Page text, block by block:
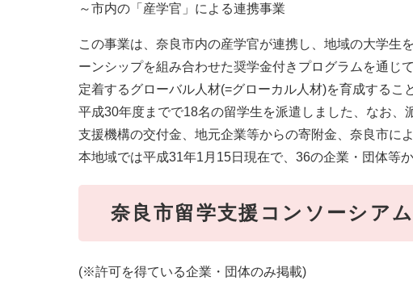
～市内の「産学官」による連携事業
この事業は、奈良市内の産学官が連携し、地域の大学生
ーンシップを組み合わせた奨学金付きプログラムを通じ
定着するグローバル人材(=グローカル人材)を育成するこ
平成30年度までで18名の留学生を派遣しました、なお
支援機構の交付金、地元企業等からの寄附金、奈良市に
本地域では平成31年1月15日現在で、36の企業・団体等
奈良市留学支援コンソーシア
(※許可を得ている企業・団体のみ掲載)